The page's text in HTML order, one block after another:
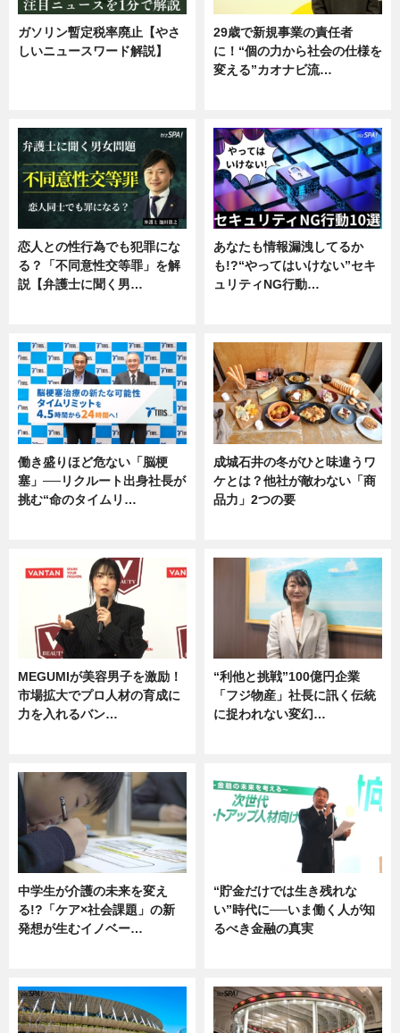
ガソリン暫定税率廃止【やさ
しいニュースワード解説】
29歳で新規事業の責任者
に！“個の力から社会の仕様を
変える”カオナビ流…
恋人との性行為でも犯罪にな
る？「不同意性交等罪」を解
説【弁護士に聞く男…
あなたも情報漏洩してるか
も!?“やってはいけない”セキ
ュリティNG行動…
働き盛りほど危ない「脳梗
塞」──リクルート出身社長が
挑む“命のタイムリ…
成城石井の冬がひと味違うワ
ケとは？他社が敵わない「商
品力」2つの要
MEGUMIが美容男子を激励！
市場拡大でプロ人材の育成に
力を入れるバン…
“利他と挑戦”100億円企業
「フジ物産」社長に訊く伝統
に捉われない変幻…
中学生が介護の未来を変え
る!?「ケア×社会課題」の新
発想が生むイノベー…
“貯金だけでは生き残れな
い”時代に──いま働く人が知
るべき金融の真実